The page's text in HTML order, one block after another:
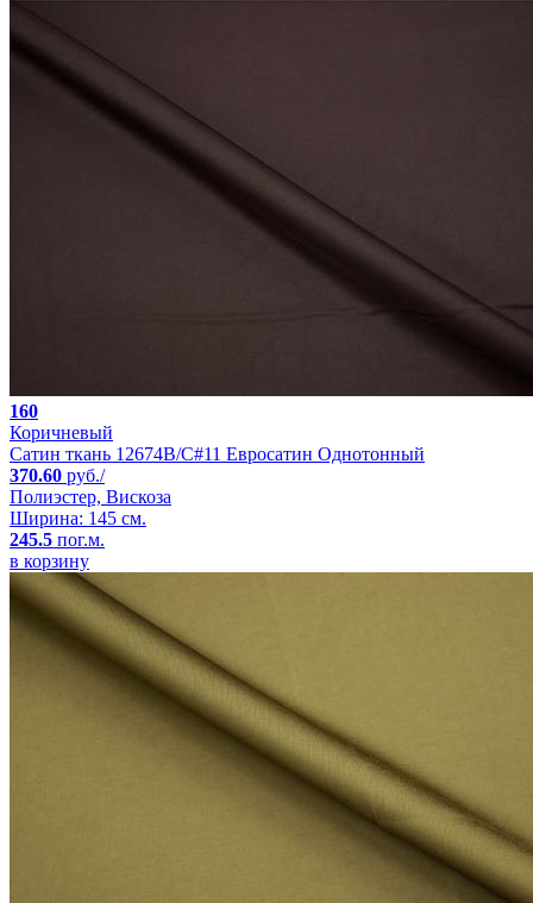
160
Коричневый
Сатин ткань 12674B/C#11 Евросатин Однотонный
370.60 руб./
Полиэстер, Вискоза
Ширина: 145 см.
245.5 пог.м.
в корзину